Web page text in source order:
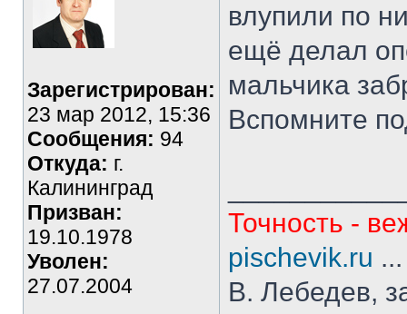
Зарегистрирован:
23 мар 2012, 15:36
Сообщения: 94
Откуда: г.
Калининград
Призван:
19.10.1978
Уволен:
27.07.2004
влупили по
ещё делал
мальчика
Вспомните
Точность -
pischevik.ru
В. Лебедев,